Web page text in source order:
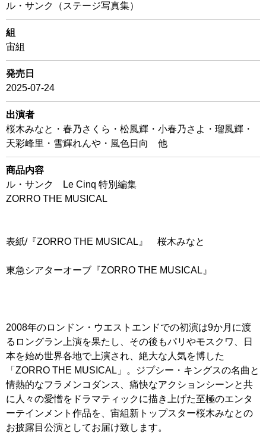
ル・サンク（ステージ写真集）
組
宙組
発売日
2025-07-24
出演者
桜木みなと・春乃さくら・松風輝・小春乃さよ・瑠風輝・
天彩峰里・雪輝れんや・風色日向 他
商品内容
ル・サンク Le Cinq 特別編集
ZORRO THE MUSICAL
表紙/『ZORRO THE MUSICAL』 桜木みなと
東急シアターオーブ『ZORRO THE MUSICAL』
2008年のロンドン・ウエストエンドでの初演は9か月に渡
るロングラン上演を果たし、その後もパリやモスクワ、日
本を始め世界各地で上演され、絶大な人気を博した
「ZORRO THE MUSICAL」。ジプシー・キングスの名曲と
情熱的なフラメンコダンス、痛快なアクションシーンと共
に人々の愛憎をドラマティックに描き上げた至極のエンタ
ーテインメント作品を、宙組新トップスター桜木みなとの
お披露目公演としてお届け致します。